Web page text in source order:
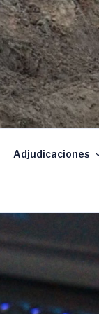
Adjudicaciones